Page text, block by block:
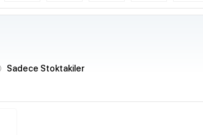
Sadece Stoktakiler